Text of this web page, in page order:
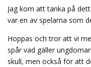
Jag kom att tänka på
var en av spelarna som
Hoppas och tror att vi
spår vad gäller
skull, men också för att